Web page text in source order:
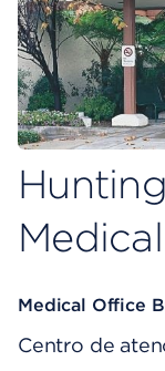
Medical Office
Centro de